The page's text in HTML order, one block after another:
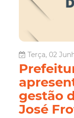
Terça, 02
gestão
José